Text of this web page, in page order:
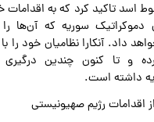
اسد تاکید کرد که به اقدامات
دموکراتیک سوریه که آن‌ها
داد. آنکارا نظامیان خود
و تا کنون چندین درگیری
داشته است.
از اقدامات رژیم صهیونیستی